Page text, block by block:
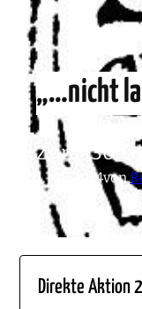
„…nicht
Zum 130.
1. Juli 2014von
Direkte Aktion